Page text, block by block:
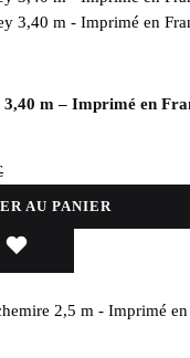
m – Imprimé en
AU PANIER